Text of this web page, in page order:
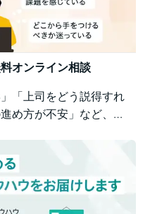
オンライン相談
「上司をどう説得すれ
め方が不安」など、業